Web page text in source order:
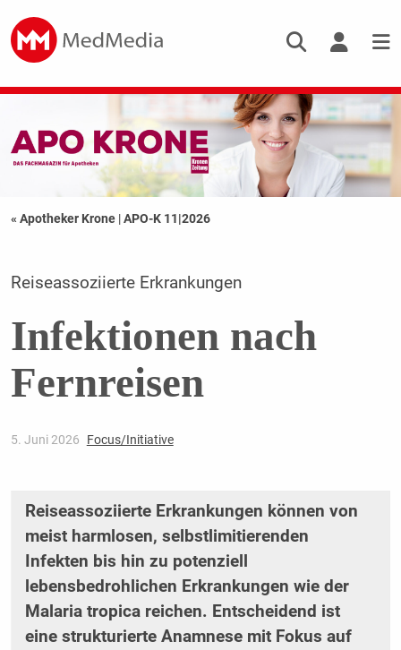
« Apotheker Krone |APO-K 11|2026
Reiseassoziierte Erkrankungen
Infektionen nach
Fernreisen
5. Juni 2026 Focus/Initiative
Reiseassoziierte Erkrankungen können von
meist harmlosen, selbstlimitierenden
Infekten bis hin zu potenziell
lebensbedrohlichen Erkrankungen wie der
Malaria tropica reichen. Entscheidend ist
eine strukturierte Anamnese mit Fokus auf